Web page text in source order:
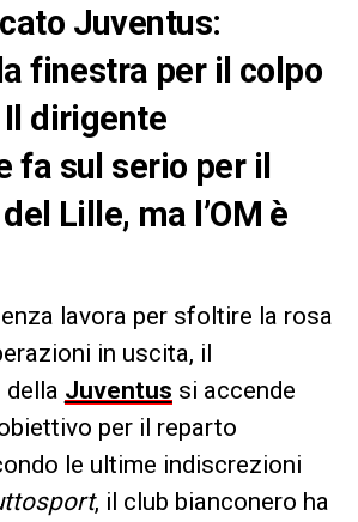
Juventus:
finestra per il colpo
dirigente
fa sul serio per il
Lille, ma l’OM è
lavora per sfoltire la rosa
in uscita, il
Juventus si accende
per il reparto
le ultime indiscrezioni
, il club bianconero ha